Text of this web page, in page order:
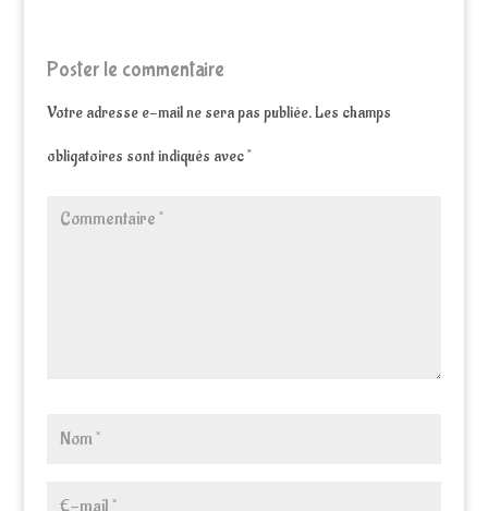
Poster le commentaire
Votre adresse e-mail ne sera pas publiée.Les champs
obligatoires sont indiqués avec*